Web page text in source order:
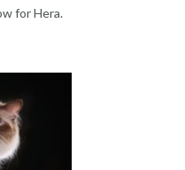
for Hera.